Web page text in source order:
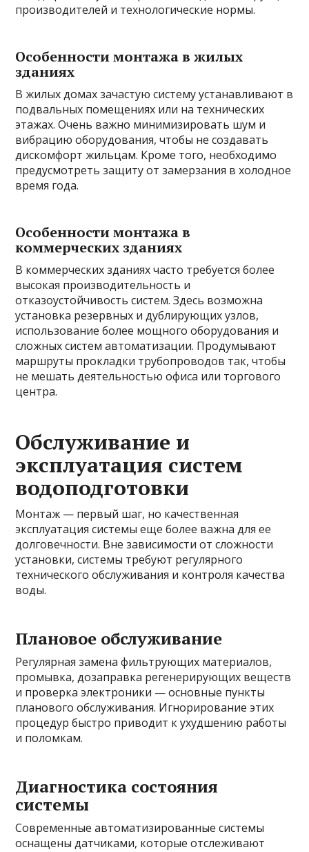
производителей и технологические нормы.
Особенности монтажа в жилых
зданиях
В жилых домах зачастую систему устанавливают в
подвальных помещениях или на технических
этажах. Очень важно минимизировать шум и
вибрацию оборудования, чтобы не создавать
дискомфорт жильцам. Кроме того, необходимо
предусмотреть защиту от замерзания в холодное
время года.
Особенности монтажа в
коммерческих зданиях
В коммерческих зданиях часто требуется более
высокая производительность и
отказоустойчивость систем. Здесь возможна
установка резервных и дублирующих узлов,
использование более мощного оборудования и
сложных систем автоматизации. Продумывают
маршруты прокладки трубопроводов так, чтобы
не мешать деятельностью офиса или торгового
центра.
Обслуживание и
эксплуатация систем
водоподготовки
Монтаж — первый шаг, но качественная
эксплуатация системы еще более важна для ее
долговечности. Вне зависимости от сложности
установки, системы требуют регулярного
технического обслуживания и контроля качества
воды.
Плановое обслуживание
Регулярная замена фильтрующих материалов,
промывка, дозаправка регенерирующих веществ
и проверка электроники — основные пункты
планового обслуживания. Игнорирование этих
процедур быстро приводит к ухудшению работы
и поломкам.
Диагностика состояния
системы
Современные автоматизированные системы
оснащены датчиками, которые отслеживают